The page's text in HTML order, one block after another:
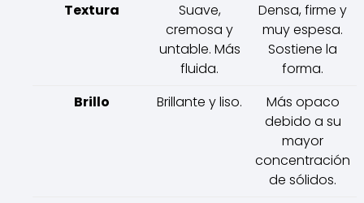
Textura
Suave,
cremosa y
untable. Más
fluida.
Densa, firme y
muy espesa.
Sostiene la
forma.
Brillo
Brillante y liso.
Más opaco
debido a su
mayor
concentración
de sólidos.